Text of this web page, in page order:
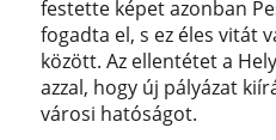
festette képet azonban
fogadta el, s ez éles vitát
között. Az ellentétet a
azzal, hogy új pályázat
városi hatóságot.